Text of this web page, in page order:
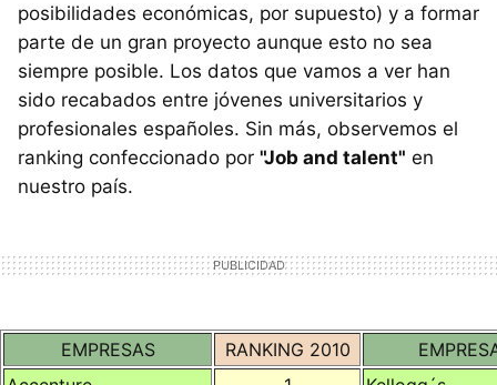
posibilidades económicas, por supuesto) y a formar
parte de un gran proyecto aunque esto no sea
siempre posible. Los datos que vamos a ver han
sido recabados entre jóvenes universitarios y
profesionales españoles. Sin más, observemos el
ranking confeccionado por "Job and talent" en
nuestro país.
EMPRESAS RANKING 2010